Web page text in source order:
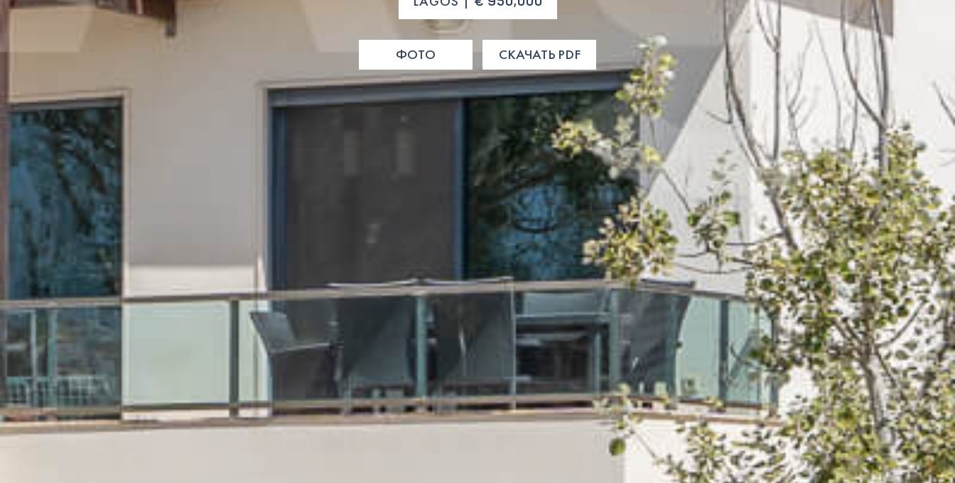
€ 950,000
ФОТО СКАЧАТЬ PDF